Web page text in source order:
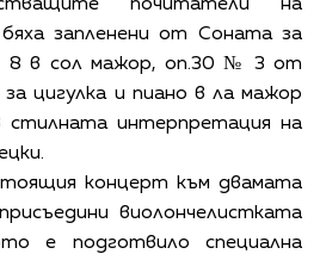
почитатели на
запленени от Соната за
8 в сол мажор, оп.30 № 3 от
цигулка и пиано в ла мажор
интерпретация на
концерт към двамата
виолончелистката
е подготвило специална